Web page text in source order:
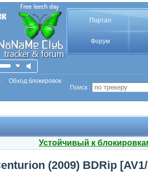
Портал
Форум
Обход блокировок
Поиск :
Устойчивый к
(2009) BDRip